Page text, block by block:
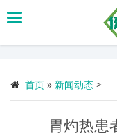
搜
首页 » 新闻动态 >
胃灼热患